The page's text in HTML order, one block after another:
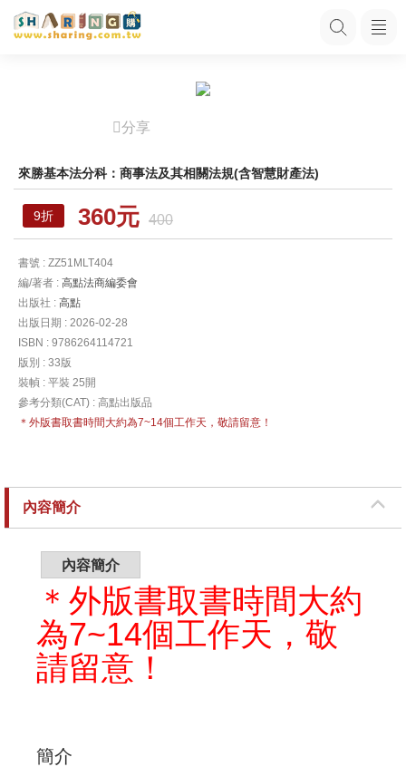
分享
來勝基本法分科：商事法及其相關法規(含智慧財產法)
9折 360元 400
書號 : ZZ51MLT404
編/著者 : 高點法商編委會
出版社 : 高點
出版日期 : 2026-02-28
ISBN : 9786264114721
版別 : 33版
裝幀 : 平裝 25開
參考分類(CAT) : 高點出版品
＊外版書取書時間大約為7~14個工作天，敬請留意！
內容簡介
內容簡介
＊外版書取書時間大約
為7~14個工作天，敬
請留意！
簡介